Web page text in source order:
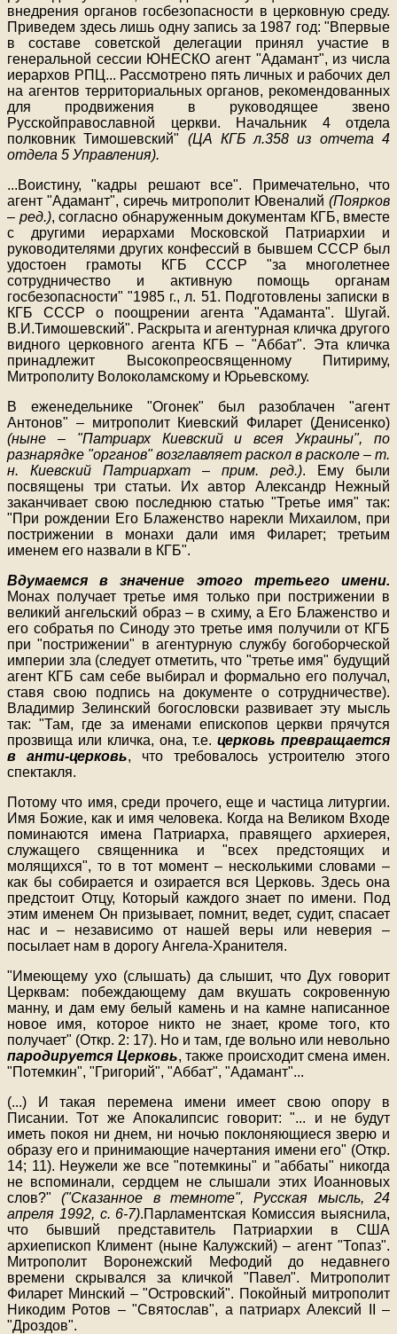
внедрения органов госбезопасности в церковную среду.
Приведем здесь лишь одну запись за 1987 год: "Впервые
в составе советской делегации принял участие в
генеральной сессии ЮНЕСКО агент "Адамант", из числа
иерархов РПЦ ... Рассмотрено пять личных и рабочих дел
на агентов территориальных органов, рекомендованных
для продвижения в руководящее звено
Русскойправославной церкви. Начальник 4 отдела
полковник Тимошевский" (ЦА КГБ л.358 из отчета 4
отдела 5 Управления).
...Воистину, "кадры решают все". Примечательно, что
агент "Адамант", сиречь митрополит Ювеналий (Поярков
– ред.), согласно обнаруженным документам КГБ, вместе
с другими иерархами Московской Патриархии и
руководителями других конфессий в бывшем СССР был
удостоен грамоты КГБ СССР "за многолетнее
сотрудничество и активную помощь органам
госбезопасности" "1985 г., л. 51. Подготовлены записки в
КГБ СССР о поощрении агента "Адаманта". Шугай.
В.И.Тимошевский". Раскрыта и агентурная кличка другого
видного церковного агента КГБ – "Аббат". Эта кличка
принадлежит Высокопреосвященному Питириму,
Митрополиту Волоколамскому и Юрьевскому.
В еженедельнике "Огонек" был разоблачен "агент
Антонов" – митрополит Киевский Филарет (Денисенко)
(ныне – "Патриарх Киевский и всея Украины", по
разнарядке "органов" возглавляет раскол в расколе – т.
н. Киевский Патриархат – прим. ред.). Ему были
посвящены три статьи. Их автор Александр Нежный
заканчивает свою последнюю статью "Третье имя" так:
"При рождении Его Блаженство нарекли Михаилом, при
пострижении в монахи дали имя Филарет; третьим
именем его назвали в КГБ".
Вдумаемся в значение этого третьего имени.
Монах получает третье имя только при пострижении в
великий ангельский образ – в схиму, а Его Блаженство и
его собратья по Синоду это третье имя получили от КГБ
при "пострижении" в агентурную службу богоборческой
империи зла (следует отметить, что "третье имя" будущий
агент КГБ сам себе выбирал и формально его получал,
ставя свою подпись на документе о сотрудничестве).
Владимир Зелинский богословски развивает эту мысль
так: "Там, где за именами епископов церкви прячутся
прозвища или кличка, она, т.е. церковь превращается
в анти-церковь, что требовалось устроителю этого
спектакля.
Потому что имя, среди прочего, еще и частица литургии.
Имя Божие, как и имя человека. Когда на Великом Входе
поминаются имена Патриарха, правящего архиерея,
служащего священника и "всех предстоящих и
молящихся", то в тот момент – несколькими словами –
как бы собирается и озирается вся Церковь. Здесь она
предстоит Отцу, Который каждого знает по имени. Под
этим именем Он призывает, помнит, ведет, судит, спасает
нас и – независимо от нашей веры или неверия –
посылает нам в дорогу Ангела-Хранителя.
"Имеющему ухо (слышать) да слышит, что Дух говорит
Церквам: побеждающему дам вкушать сокровенную
манну, и дам ему белый камень и на камне написанное
новое имя, которое никто не знает, кроме того, кто
получает" (Откр. 2: 17). Но и там, где вольно или невольно
пародируется Церковь, также происходит смена имен.
"Потемкин", "Григорий", "Аббат", "Адамант"...
(...) И такая перемена имени имеет свою опору в
Писании. Тот же Апокалипсис говорит: "... и не будут
иметь покоя ни днем, ни ночью поклоняющиеся зверю и
образу его и принимающие начертания имени его" (Откр.
14; 11). Неужели же все "потемкины" и "аббаты" никогда
не вспоминали, сердцем не слышали этих Иоанновых
слов?"("Сказанное в темноте", Русская мысль, 24
апреля 1992, с. 6-7).Парламентская Комиссия выяснила,
что бывший представитель Патриархии в США
архиепископ Климент (ныне Калужский) – агент "Топаз".
Митрополит Воронежский Мефодий до недавнего
времени скрывался за кличкой "Павел". Митрополит
Филарет Минский – "Островский". Покойный митрополит
Никодим Ротов – "Святослав", а патриарх Алексий II –
"Дроздов".